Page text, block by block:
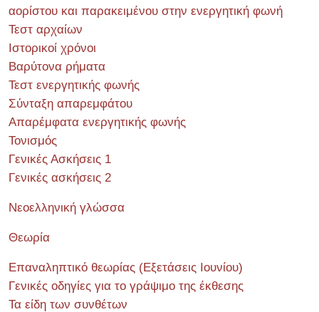
αορίστου και παρακειμένου στην ενεργητική φωνή
Τεστ αρχαίων
Ιστορικοί χρόνοι
Βαρύτονα ρήματα
Τεστ ενεργητικής φωνής
Σύνταξη απαρεμφάτου
Απαρέμφατα ενεργητικής φωνής
Τονισμός
Γενικές Ασκήσεις 1
Γενικές ασκήσεις 2
Νεοελληνική γλώσσα
Θεωρία
Επαναληπτικό θεωρίας (Εξετάσεις Ιουνίου)
Γενικές οδηγίες για το γράψιμο της έκθεσης
Τα είδη των συνθέτων